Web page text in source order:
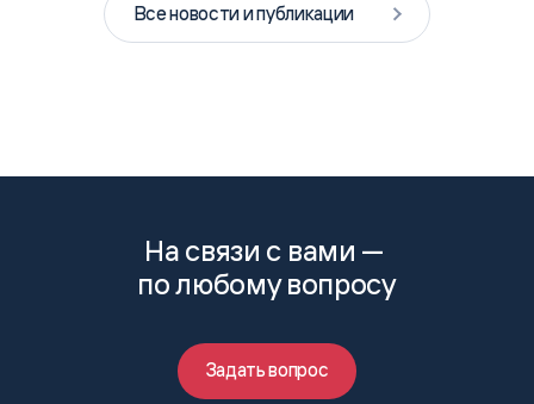
Все новости и публикации
На связи с вами —
по любому вопросу
Задать вопрос